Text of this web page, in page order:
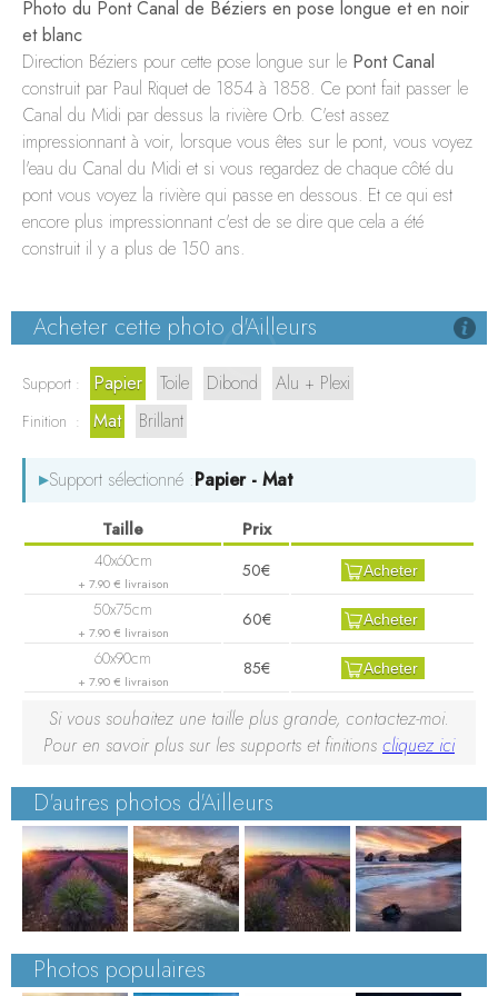
BORDEAUX
Photo du Pont Canal de Béziers en pose longue et en noir
et blanc
Direction Béziers pour cette pose longue sur le Pont Canal
construit par Paul Riquet de 1854 à 1858. Ce pont fait passer le
Canal du Midi par dessus la rivière Orb. C'est assez
impressionnant à voir, lorsque vous êtes sur le pont, vous voyez
l'eau du Canal du Midi et si vous regardez de chaque côté du
pont vous voyez la rivière qui passe en dessous. Et ce qui est
encore plus impressionnant c'est de se dire que cela a été
construit il y a plus de 150 ans.
Acheter cette photo d'Ailleurs
Support : Papier Toile Dibond Alu + Plexi
Finition : Mat Brillant
▸Support sélectionné :Papier - Mat
+ 7.90 € livraison
50€ Acheter
+ 7.90 € livraison
60€ Acheter
+ 7.90 € livraison
85€ Acheter
Si vous souhaitez une taille plus grande, contactez-moi.
Pour en savoir plus sur les supports et finitions cliquez ici
D'autres photos d'Ailleurs
Photos populaires